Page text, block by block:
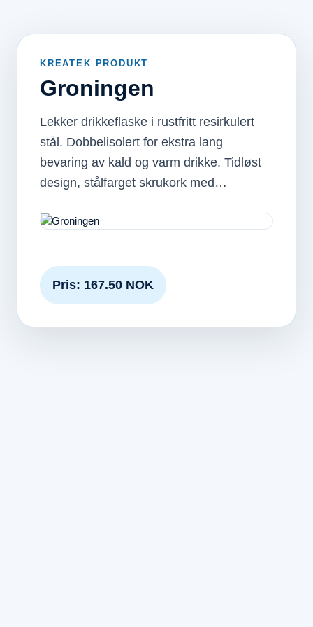
KREATEK PRODUKT
Groningen
Lekker drikkeflaske i rustfritt resirkulert
stål. Dobbelisolert for ekstra lang
bevaring av kald og varm drikke. Tidløst
design, stålfarget skrukork med…
Pris: 167.50 NOK